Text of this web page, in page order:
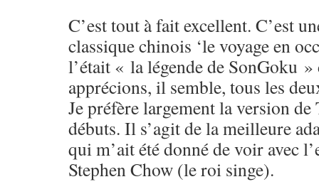
C’est tout à fait excellent. C’est
classique chinois ‘le voyage en
l’était « la légende de SonGoku »
apprécions, il semble, tous les
Je préfère largement la version de
débuts. Il s’agit de la meilleure
qui m’ait été donné de voir avec
Stephen Chow (le roi singe).